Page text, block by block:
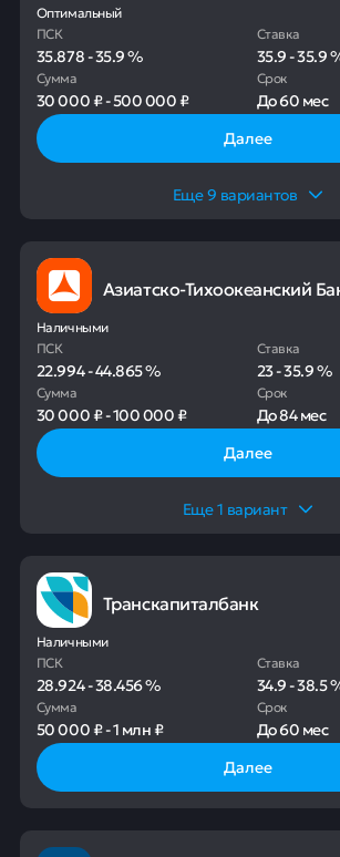
Оптимальный
ПСК
35.878-35.9%
Ставка
35.9-35.9
Сумма
30 000 ₽-500 000 ₽
Срок
До60 мес
Далее
Еще9 вариантов
Азиатско-Тихоокеанский
Наличными
ПСК
22.994-44.865%
Ставка
23-35.9%
Сумма
30 000 ₽-100 000 ₽
Срок
До84 мес
Далее
Еще1 вариант
Транскапиталбанк
Наличными
ПСК
28.924-38.456%
Ставка
34.9-38.5
Сумма
50 000 ₽-1 млн ₽
Срок
До60 мес
Далее